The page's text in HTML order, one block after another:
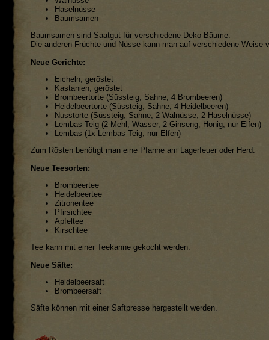
Haselnüsse
Baumsamen
Baumsamen sind Saatgut für verschiedene Deko-Bäume.
Die anderen Früchte und Nüsse kann man auf verschiedene Weise
Neue Gerichte:
Eicheln, geröstet
Kastanien, geröstet
Brombeertorte (Süssteig, Sahne, 4 Brombeeren)
Heidelbeertorte (Süssteig, Sahne, 4 Heidelbeeren)
Nusstorte (Süssteig, Sahne, 2 Walnüsse, 2 Haselnüsse)
Lembas-Teig (2 Mehl, Wasser, 2 Ginseng, Honig, nur Elfen)
Lembas (1x Lembas Teig, nur Elfen)
Zum Rösten benötigt man eine Pfanne am Lagerfeuer oder Herd.
Neue Teesorten:
Brombeertee
Heidelbeertee
Zitronentee
Pfirsichtee
Apfeltee
Kirschtee
Tee kann mit einer Teekanne gekocht werden.
Neue Säfte:
Heidelbeersaft
Brombeersaft
Säfte können mit einer Saftpresse hergestellt werden.